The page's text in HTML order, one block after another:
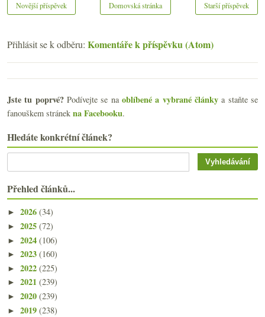
Novější příspěvek Starší příspěvek
Domovská stránka
Přihlásit se k odběru: Komentáře k příspěvku (Atom)
Jste tu poprvé?Podívejte se naoblíbené a vybrané články a staňte se
fanouškem stránek na Facebooku.
Hledáte konkrétní článek?
Přehled článků...
► 2026 (34)
► 2025 (72)
► 2024 (106)
► 2023 (160)
► 2022 (225)
► 2021 (239)
► 2020 (239)
► 2019 (238)